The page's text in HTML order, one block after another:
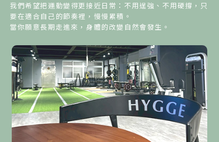
我們希望把運動變得更接近日常：不用逞強、不用硬撐，只
要在適合自己的節奏裡，慢慢累積。
當你願意長期走進來，身體的改變自然會發生。